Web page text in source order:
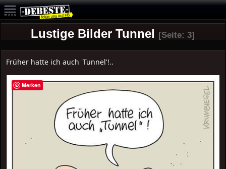
Lustige Bilder Tunnel [Seite: 3]
Früher hatte ich auch 'Tunnel'!..
Merken